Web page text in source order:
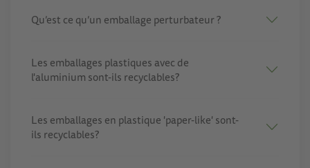
Qu’est ce qu’un emballage perturbateur ?
Les emballages plastiques avec de
l'aluminium sont-ils recyclables?
Les emballages en plastique 'paper-like' sont-
ils recyclables?